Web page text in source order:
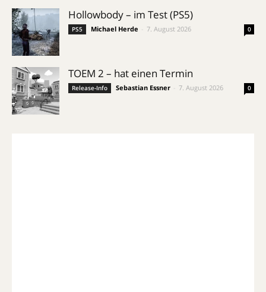
Hollowbody – im Test (PS5)
PS5 Michael Herde 7. August 2026 0
TOEM 2 – hat einen Termin
Release-Info Sebastian Essner 7. August 2026 0